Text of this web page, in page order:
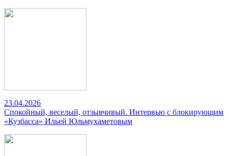
23.04.2026
Спокойный, веселый, отзывчивый. Интервью с блокирующим
«Кузбасса» Ильей Юльмухаметовым